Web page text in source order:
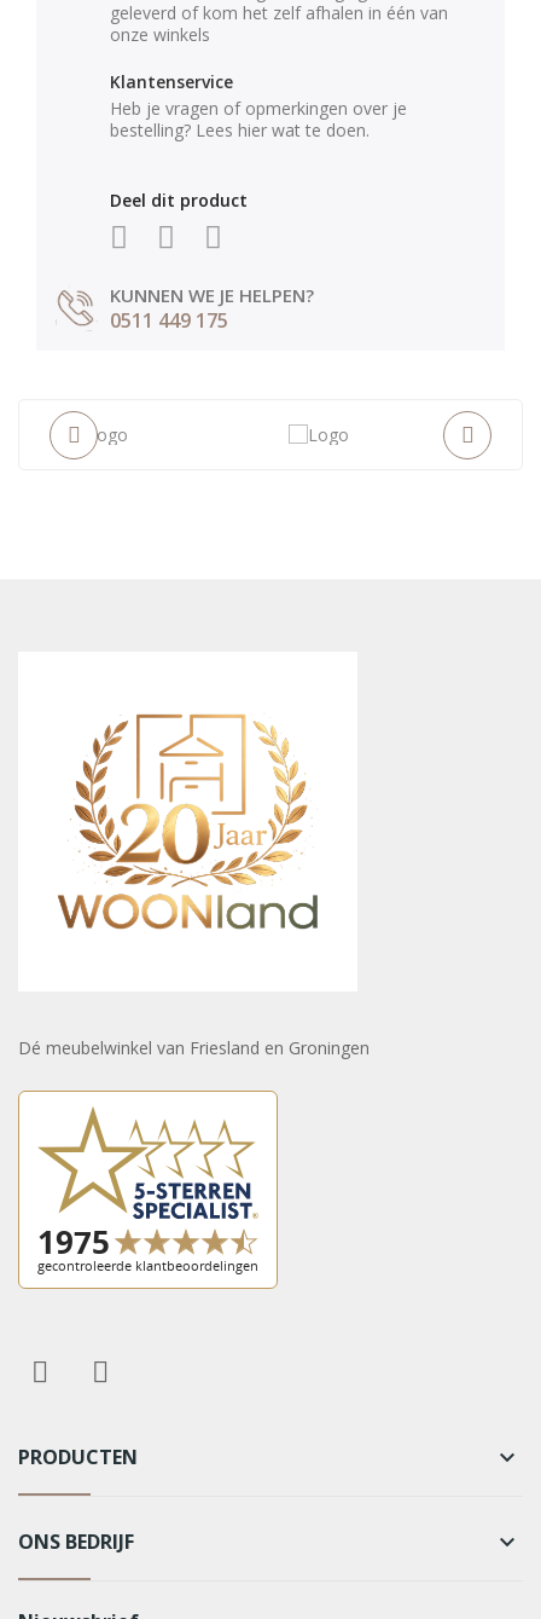
geleverd of kom het zelf afhalen in één van
onze winkels
Klantenservice
Heb je vragen of opmerkingen over je
bestelling? Lees hier wat te doen.
Deel dit product
KUNNEN WE JE HELPEN?
0511 449 175
Dé meubelwinkel van Friesland en Groningen
PRODUCTEN keyboard_arrow_down
ONS BEDRIJF keyboard_arrow_down